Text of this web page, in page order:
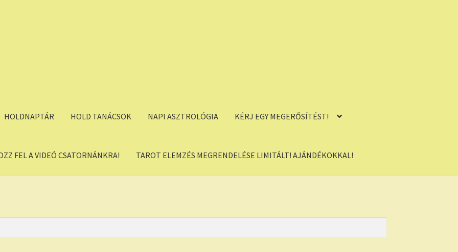
HOLDNAPTÁR HOLD TANÁCSOK NAPI ASZTROLÓGIA KÉRJ EGY MEGERŐSÍTÉST!
FEL A VIDEÓ CSATORNÁNKRA! TAROT ELEMZÉS MEGRENDELÉSE LIMITÁLT! AJÁNDÉKOKKAL!